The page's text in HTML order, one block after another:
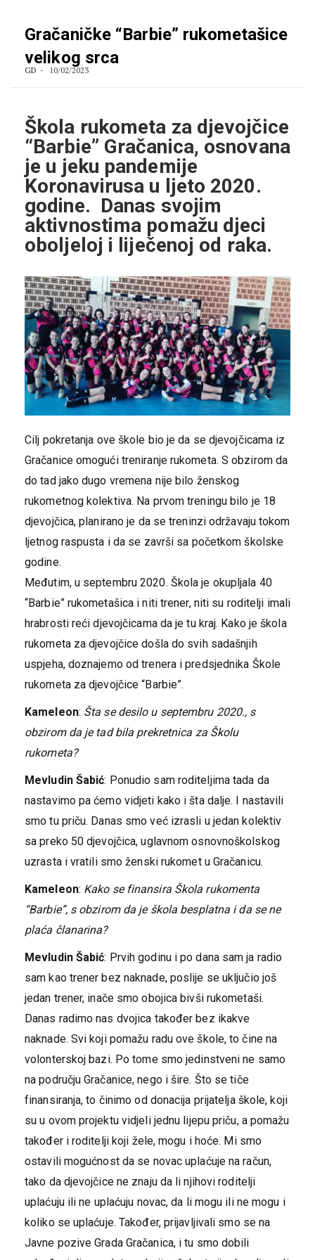
Gračaničke “Barbie” rukometašice
velikog srca
GD 10/02/2023
Škola rukometa za djevojčice
“Barbie” Gračanica, osnovana
je u jeku pandemije
Koronavirusa u ljeto 2020.
godine. Danas svojim
aktivnostima pomažu djeci
oboljeloj i liječenoj od raka.
Cilj pokretanja ove škole bio je da se djevojčicama iz
Gračanice omogući treniranje rukometa. S obzirom da
do tad jako dugo vremena nije bilo ženskog
rukometnog kolektiva. Na prvom treningu bilo je 18
djevojčica, planirano je da se treninzi održavaju tokom
ljetnog raspusta i da se završi sa početkom školske
godine.
Međutim, u septembru 2020. Škola je okupljala 40
“Barbie” rukometašica i niti trener, niti su roditelji imali
hrabrosti reći djevojčicama da je tu kraj. Kako je škola
rukometa za djevojčice došla do svih sadašnjih
uspjeha, doznajemo od trenera i predsjednika Škole
rukometa za djevojčice “Barbie”.
Kameleon: Šta se desilo u septembru 2020., s
obzirom da je tad bila prekretnica za Školu
rukometa?
Mevludin Šabić: Ponudio sam roditeljima tada da
nastavimo pa ćemo vidjeti kako i šta dalje. I nastavili
smo tu priču. Danas smo već izrasli u jedan kolektiv
sa preko 50 djevojčica, uglavnom osnovnoškolskog
uzrasta i vratili smo ženski rukomet u Gračanicu.
Kameleon: Kako se finansira Škola rukomenta
“Barbie”, s obzirom da je škola besplatna i da se ne
plaća članarina?
Mevludin Šabić: Prvih godinu i po dana sam ja radio
sam kao trener bez naknade, poslije se uključio još
jedan trener, inače smo obojica bivši rukometaši.
Danas radimo nas dvojica također bez ikakve
naknade. Svi koji pomažu radu ove škole, to čine na
volonterskoj bazi. Po tome smo jedinstveni ne samo
na području Gračanice, nego i šire. Što se tiče
finansiranja, to činimo od donacija prijatelja škole, koji
su u ovom projektu vidjeli jednu lijepu priču, a pomažu
također i roditelji koji žele, mogu i hoće. Mi smo
ostavili mogućnost da se novac uplaćuje na račun,
tako da djevojčice ne znaju da li njihovi roditelji
uplaćuju ili ne uplaćuju novac, da li mogu ili ne mogu i
koliko se uplaćuje. Također, prijavljivali smo se na
Javne pozive Grada Gračanica, i tu smo dobili